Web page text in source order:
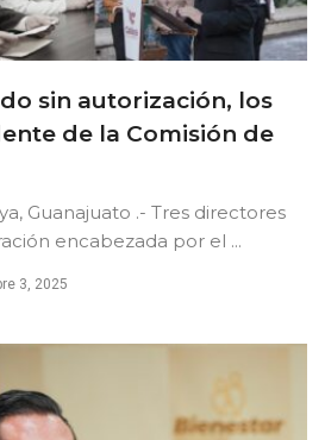
sin autorización, los
de la Comisión de
Guanajuato .- Tres directores
encabezada por el ...
3, 2025